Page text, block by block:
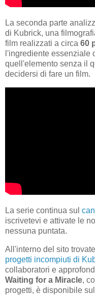
La seconda parte
di Kubrick, una
film realizzati a circa 60
l'ingrediente essenziale
quell'elemento senza il
decidersi di fare un film.
La serie continua sul
iscrivetevi e attivate le
nessuna puntata.
All'interno del sito
progetti incompiuti di
collaboratori e
Waiting for a Miracle,
progetti, è disponibile